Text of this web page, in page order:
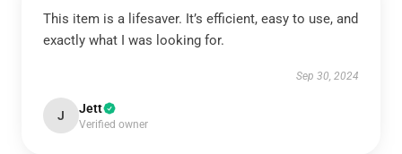
This item is a lifesaver. It’s efficient, easy to use, and
exactly what I was looking for.
Sep 30, 2024
J Jett
Verified owner